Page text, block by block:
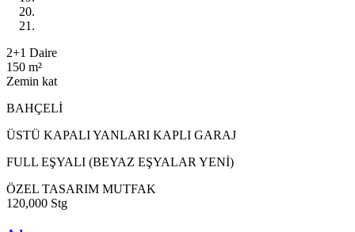
2+1 Daire
150 m²
Zemin kat
BAHÇELİ
ÜSTÜ KAPALI YANLARI KAPLI GARAJ
FULL EŞYALI (BEYAZ EŞYALAR YENİ)
ÖZEL TASARIM MUTFAK
120,000 Stg